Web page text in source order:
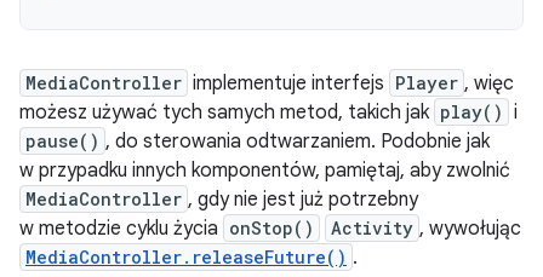
MediaController implementuje interfejs Player , więc
możesz używać tych samych metod, takich jak play() i
pause() , do sterowania odtwarzaniem. Podobnie jak
w przypadku innych komponentów, pamiętaj, aby zwolnić
MediaController , gdy nie jest już potrzebny
w metodzie cyklu życia onStop() Activity , wywołując
MediaController.releaseFuture() .